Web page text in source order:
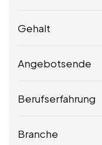
Gehalt
Angebotsende
Berufserfahrung
Branche